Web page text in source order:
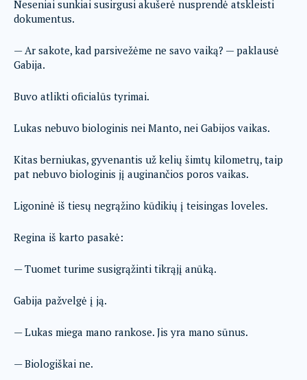
Neseniai sunkiai susirgusi akušerė nusprendė atskleisti
dokumentus.
— Ar sakote, kad parsivežėme ne savo vaiką? — paklausė
Gabija.
Buvo atlikti oficialūs tyrimai.
Lukas nebuvo biologinis nei Manto, nei Gabijos vaikas.
Kitas berniukas, gyvenantis už kelių šimtų kilometrų, taip
pat nebuvo biologinis jį auginančios poros vaikas.
Ligoninė iš tiesų negrąžino kūdikių į teisingas loveles.
Regina iš karto pasakė:
— Tuomet turime susigrąžinti tikrąjį anūką.
Gabija pažvelgė į ją.
— Lukas miega mano rankose. Jis yra mano sūnus.
— Biologiškai ne.